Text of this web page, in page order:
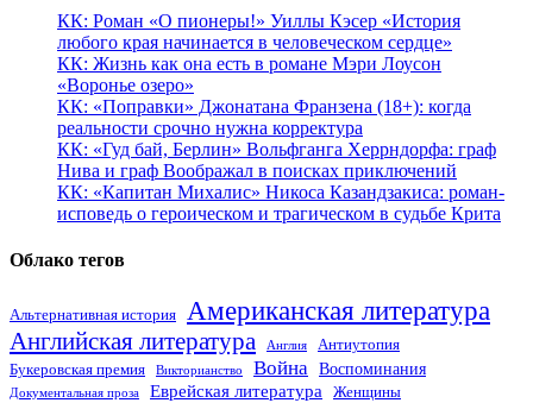
КК: Роман «О пионеры!» Уиллы Кэсер «История
любого края начинается в человеческом сердце»
КК: Жизнь как она есть в романе Мэри Лоусон
«Воронье озеро»
КК: «Поправки» Джонатана Франзена (18+): когда
реальности срочно нужна корректура
КК: «Гуд бай, Берлин» Вольфганга Херрндорфа: граф
Нива и граф Воображал в поисках приключений
КК: «Капитан Михалис» Никоса Казандзакиса: роман-
исповедь о героическом и трагическом в судьбе Крита
Облако тегов
Альтернативная история Американская литература
Английская литература Англия
Антиутопия
Букеровская премия
Викторианство Война Воспоминания
Документальная проза Еврейская литература
Женщины